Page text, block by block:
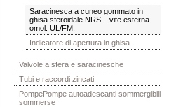
Saracinesca a cuneo gommato in
ghisa sferoidale NRS – vite esterna
omol. UL/FM.
Indicatore di apertura in ghisa
Valvole a sfera e saracinesche
Tubi e raccordi zincati
PompePompe autoadescanti sommergibili
sommerse